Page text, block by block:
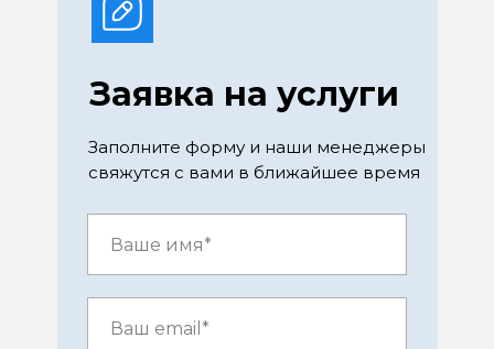
Заполните форму и наши менеджеры
свяжутся с вами в ближайшее время
Заявка на услуги